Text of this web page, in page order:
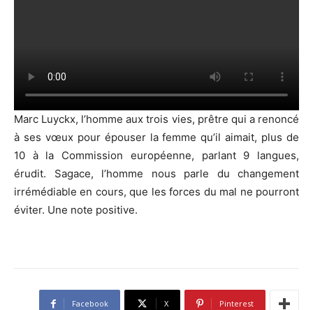
Marc Luyckx, l’homme aux trois vies, prêtre qui a renoncé
à ses vœux pour épouser la femme qu’il aimait, plus de
10 à la Commission européenne, parlant 9 langues,
érudit. Sagace, l’homme nous parle du changement
irrémédiable en cours, que les forces du mal ne pourront
éviter. Une note positive.
Facebook X Pinterest